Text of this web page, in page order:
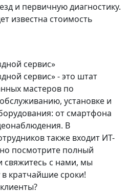
и первичную диагностику.
известна стоимость
сервис»
сервис» - это штат
мастеров по
установке и
от смартфона
В
также входит ИТ-
посмотрите полный
свяжитесь с нами, мы
кратчайшие сроки!